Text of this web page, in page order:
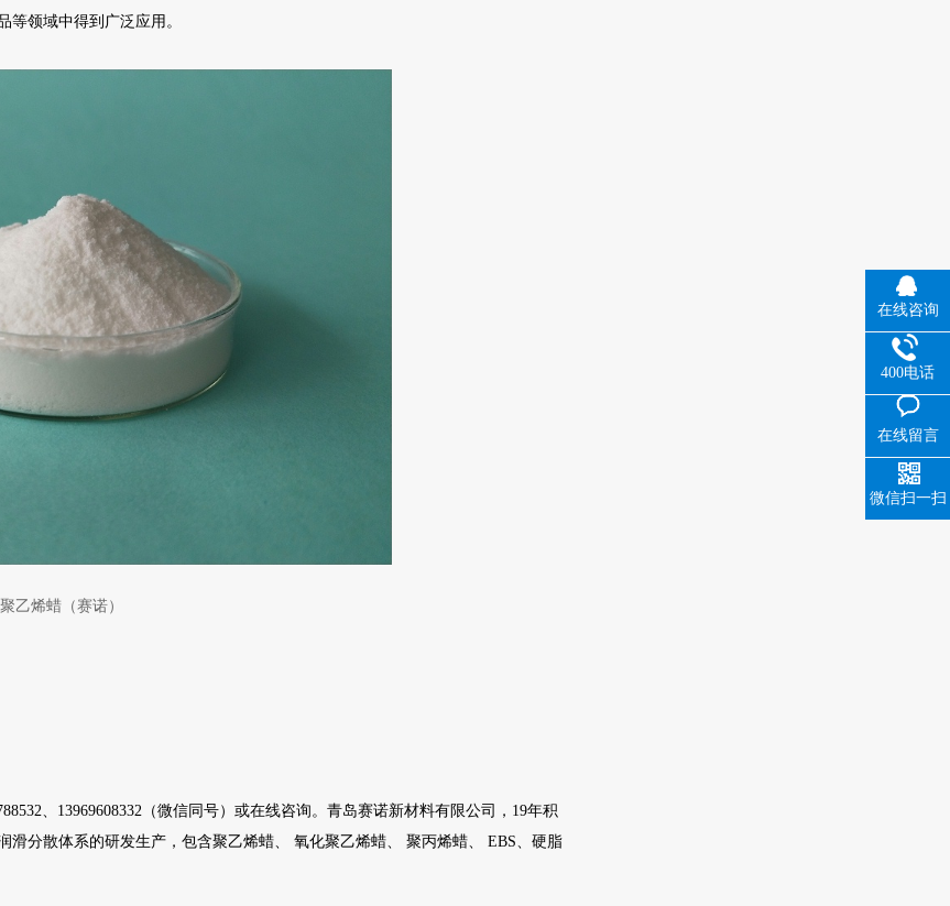
领域中得到广泛应用。
聚乙烯蜡（赛诺）
、13969608332（微信同号）或在线咨询。青岛赛诺新材料有限公司，19年积
分散体系的研发生产，包含聚乙烯蜡、 氧化聚乙烯蜡、 聚丙烯蜡、 EBS、硬脂
在线咨询
400电话
在线留言
微信扫一扫